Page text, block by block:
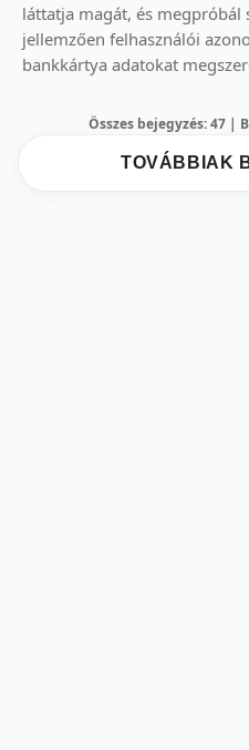
láttatja magát, és megpróbál
jellemzően felhasználói
bankkártya adatokat
Összes bejegyzés: 47 |
TOVÁBBIAK